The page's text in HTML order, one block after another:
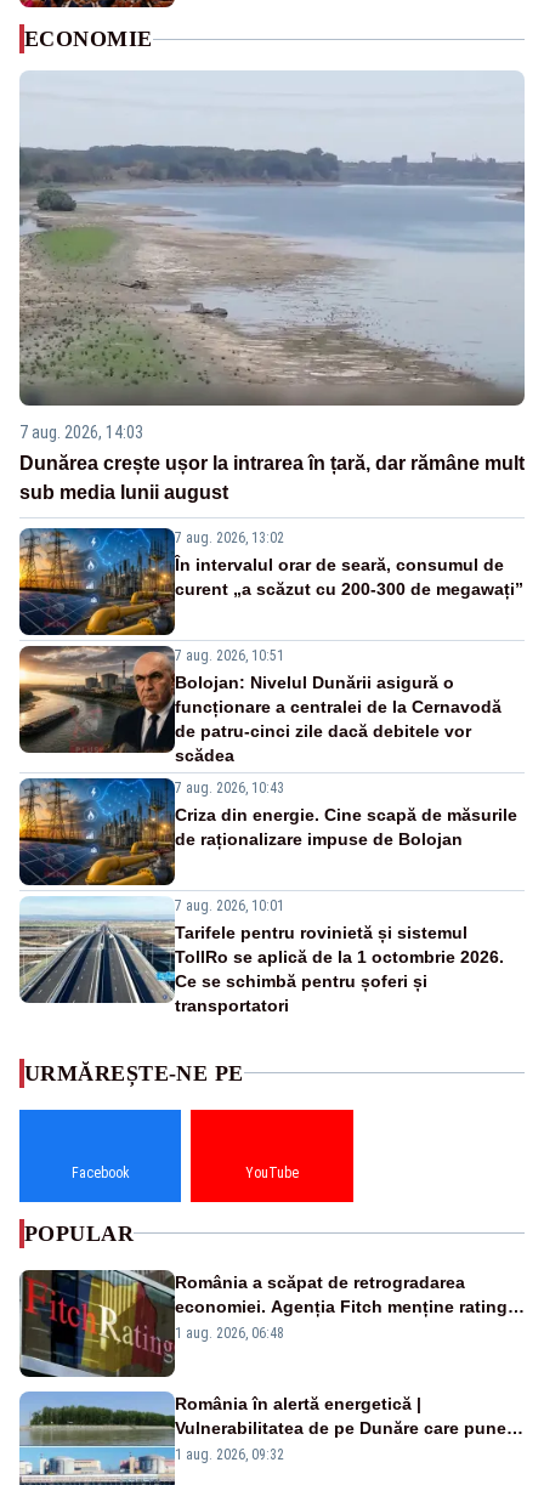
ECONOMIE
7 aug. 2026, 14:03
Dunărea crește ușor la intrarea în țară, dar rămâne mult
sub media lunii august
7 aug. 2026, 13:02
În intervalul orar de seară, consumul de
curent „a scăzut cu 200-300 de megawați”
7 aug. 2026, 10:51
Bolojan: Nivelul Dunării asigură o
funcționare a centralei de la Cernavodă
de patru-cinci zile dacă debitele vor
scădea
7 aug. 2026, 10:43
Criza din energie. Cine scapă de măsurile
de raționalizare impuse de Bolojan
7 aug. 2026, 10:01
Tarifele pentru rovinietă și sistemul
TollRo se aplică de la 1 octombrie 2026.
Ce se schimbă pentru șoferi și
transportatori
URMĂREȘTE-NE PE
Facebook YouTube
POPULAR
România a scăpat de retrogradarea
economiei. Agenția Fitch menține ratingul
„BBB-” cu perspectivă negativă
1 aug. 2026, 06:48
România în alertă energetică |
Vulnerabilitatea de pe Dunăre care pune
în pericol Centrala Cernavodă era
1 aug. 2026, 09:32